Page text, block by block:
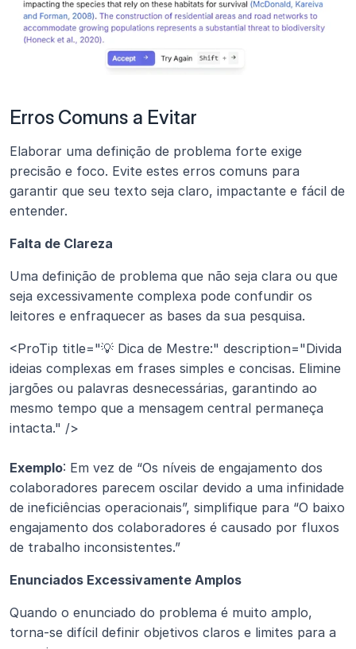
Erros Comuns a Evitar
Elaborar uma definição de problema forte exige
precisão e foco. Evite estes erros comuns para
garantir que seu texto seja claro, impactante e fácil de
entender.
Falta de Clareza
Uma definição de problema que não seja clara ou que
seja excessivamente complexa pode confundir os
leitores e enfraquecer as bases da sua pesquisa.
<ProTip title="💡 Dica de Mestre:" description="Divida
ideias complexas em frases simples e concisas. Elimine
jargões ou palavras desnecessárias, garantindo ao
mesmo tempo que a mensagem central permaneça
intacta." />
Exemplo: Em vez de “Os níveis de engajamento dos
colaboradores parecem oscilar devido a uma infinidade
de ineficiências operacionais”, simplifique para “O baixo
engajamento dos colaboradores é causado por fluxos
de trabalho inconsistentes.”
Enunciados Excessivamente Amplos
Quando o enunciado do problema é muito amplo,
torna-se difícil definir objetivos claros e limites para a